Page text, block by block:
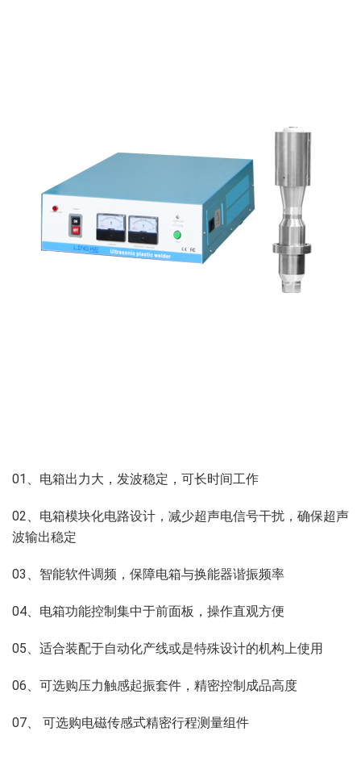
01、电箱出力大，发波稳定，可长时间工作
02、电箱模块化电路设计，减少超声电信号干扰，确保超声
波输出稳定
03、智能软件调频，保障电箱与换能器谐振频率
04、电箱功能控制集中于前面板，操作直观方便
05、适合装配于自动化产线或是特殊设计的机构上使用
06、可选购压力触感起振套件，精密控制成品高度
07、 可选购电磁传感式精密行程测量组件